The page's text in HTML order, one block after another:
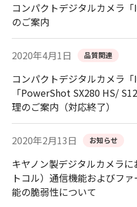
コンパクトデジタルカメラ
のご案内
2020年4月1日 品質関連
コンパクトデジタルカメラ「
「PowerShot SX280 HS/
理のご案内（対応終了）
2020年2月13日 お知らせ
キヤノン製デジタルカメラ
トコル）通信機能およびフ
能の脆弱性について